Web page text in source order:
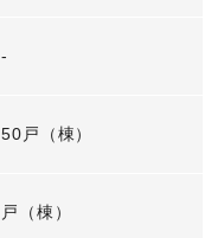
-
50戸（棟）
戸（棟）